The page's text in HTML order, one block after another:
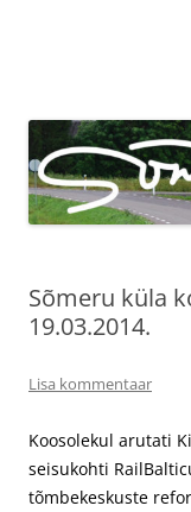
Sõmeru küla
19.03.2014.
Lisa kommentaar
Koosolekul arutati
seisukohti
tõmbekeskuste